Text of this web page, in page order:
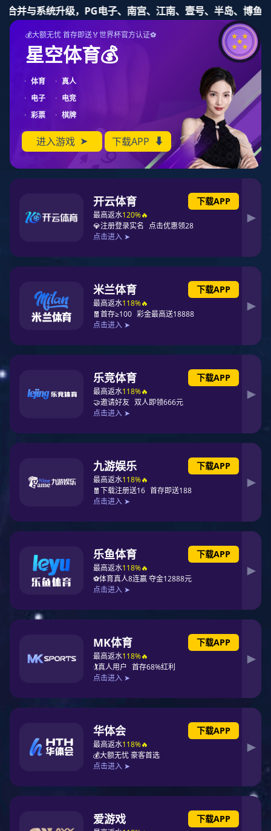
新宝gg
新宝gg一创造奇迹登录
妈咪包工厂|妈咪包生产厂|背包定制
尺寸：36*24*46CM
款式：双肩背
风格: 欧美
质地：织物
适用性别：女
材质工艺：丝印
是否支持定制：是